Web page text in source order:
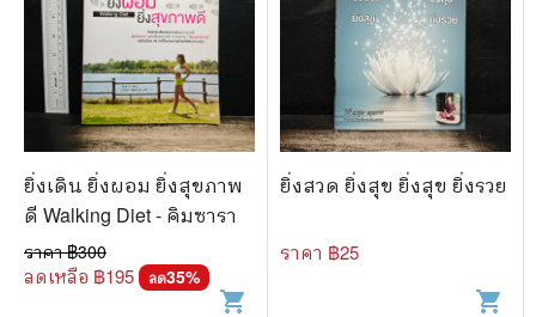
ยิ่งเดิน ยิ่งผอม ยิ่งสุขภาพ
ดี Walking Diet - คิมซารา
ราคา ฿300
ลดเหลือ ฿195 ลด35%
shopping_cart
ยิ่งสวด ยิ่งสุข ยิ่งสุข ยิ่งรวย
ราคา ฿25
shopping_cart